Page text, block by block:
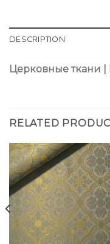
DESCRIPTION
Церковные ткани
RELATED